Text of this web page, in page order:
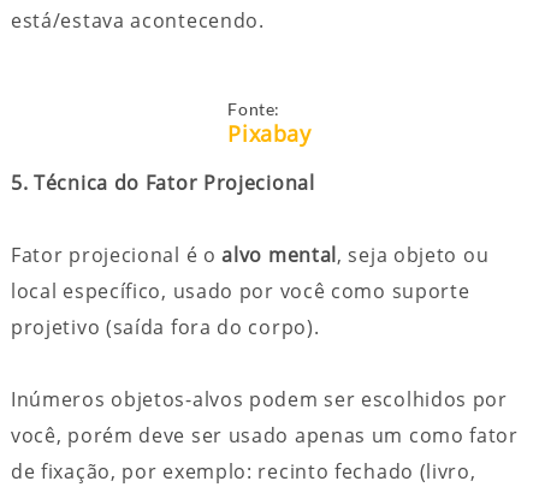
está/estava acontecendo.
Fonte:
Pixabay
5. Técnica do Fator Projecional
Fator projecional é oalvo mental, seja objeto ou
local específico, usado por você como suporte
projetivo (saída fora do corpo).
Inúmeros objetos-alvos podem ser escolhidos por
você, porém deve ser usado apenas um como fator
de fixação, por exemplo: recinto fechado (livro,